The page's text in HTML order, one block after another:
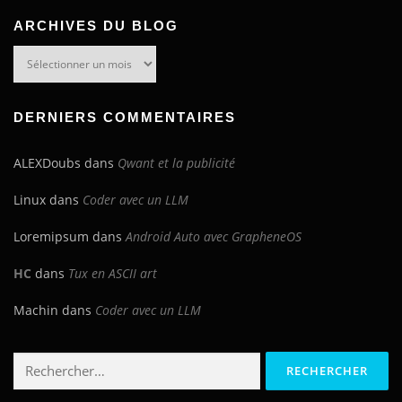
ARCHIVES DU BLOG
DERNIERS COMMENTAIRES
ALEXDoubs dans Qwant et la publicité
Linux dans Coder avec un LLM
Loremipsum dansAndroid Auto avec GrapheneOS
HC dans Tux en ASCII art
Machin dans Coder avec un LLM
Rechercher :